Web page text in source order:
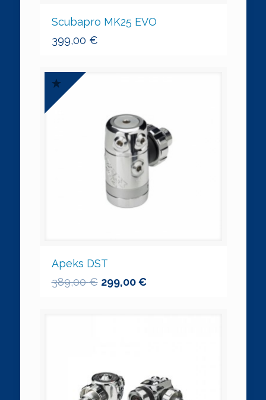
Scubapro MK25 EVO
399,00 €
Apeks DST
389,00€ 299,00€